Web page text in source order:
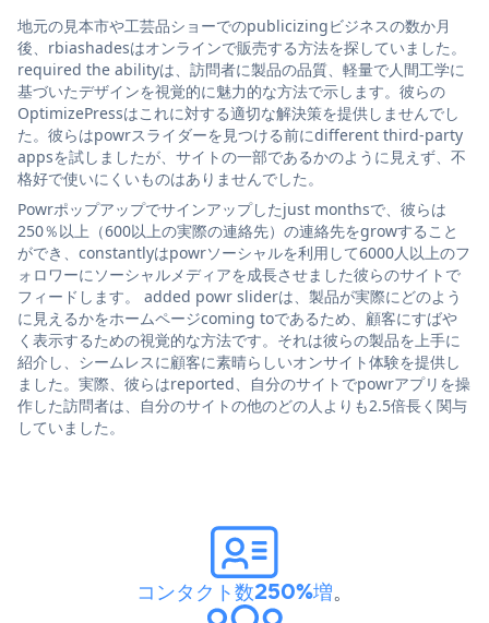
地元の見本市や工芸品ショーでのpublicizingビジネスの数か月
後、rbiashadesはオンラインで販売する方法を探していました。
required the abilityは、訪問者に製品の品質、軽量で人間工学に
基づいたデザインを視覚的に魅力的な方法で示します。彼らの
OptimizePressはこれに対する適切な解決策を提供しませんでし
た。彼らはpowrスライダーを見つける前にdifferent third-party
appsを試しましたが、サイトの一部であるかのように見えず、不
格好で使いにくいものはありませんでした。
Powrポップアップでサインアップしたjust monthsで、彼らは
250％以上（600以上の実際の連絡先）の連絡先をgrowすること
ができ、constantlyはpowrソーシャルを利用して6000人以上のフ
ォロワーにソーシャルメディアを成長させました彼らのサイトで
フィードします。 added powr sliderは、製品が実際にどのよう
に見えるかをホームページcoming toであるため、顧客にすばや
く表示するための視覚的な方法です。それは彼らの製品を上手に
紹介し、シームレスに顧客に素晴らしいオンサイト体験を提供し
ました。実際、彼らはreported、自分のサイトでpowrアプリを操
作した訪問者は、自分のサイトの他のどの人よりも2.5倍長く関与
していました。
コンタクト数250%増。